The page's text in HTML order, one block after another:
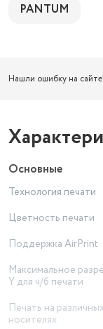
PANTUM
Нашли ошибку на
Основные
Технология печати
Цветность печати
Поддержка AirPrint
Максимальное
Y для ч/б печати
Печать на различных
носителях